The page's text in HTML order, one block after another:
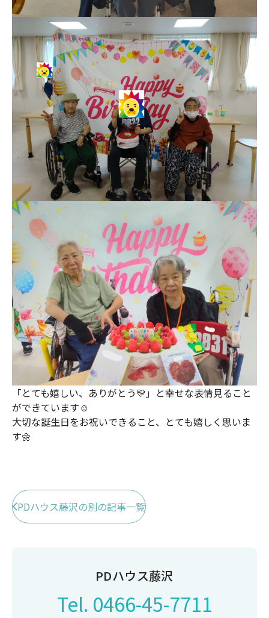
「とても嬉しい、ありがとう💛」と幸せな表情見ること
ができています☺
大切な誕生日をお祝いできること、とても嬉しく思いま
す🌼
PDハウス藤沢の別の記事一覧
PDハウス藤沢
Tel. 0466-45-7711